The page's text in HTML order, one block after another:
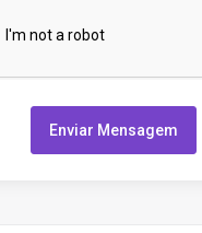
Enviar Mensagem